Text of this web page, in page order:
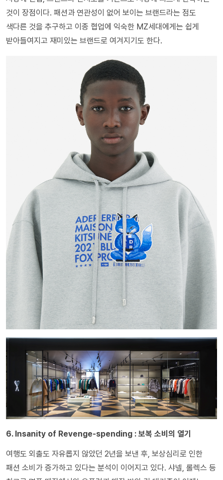
것이 장점이다. 패션과 연관성이 없어 보이는 브랜드라는 점도
색다른 것을 추구하고 이종 협업에 익숙한 MZ세대에게는 쉽게
받아들여지고 재미있는 브랜드로 여겨지기도 한다.
6. Insanity of Revenge-spending : 보복 소비의 열기
여행도 외출도 자유롭지 않았던 2년을 보낸 후, 보상심리로 인한
패션 소비가 증가하고 있다는 분석이 이어지고 있다. 샤넬, 롤렉스 등